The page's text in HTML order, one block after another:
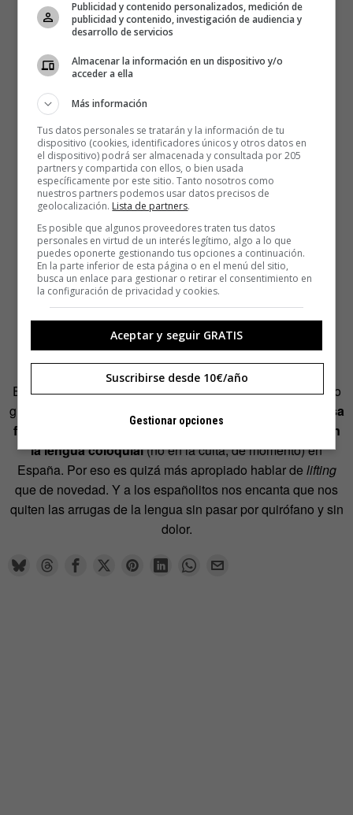
En Hispanoamérica nunca olió a naftalina como aquí. Pero
gracias a ese milagro que se llama intercambio cultural,
esa
forma de expresar futuro se ha vuelto a hacer fuerte en
la lengua coloquial(no en la culta, de momento) en
España. Por eso es quizá más apropiado hablar de lifting
que de novedad. Y a los españolitos nos encanta que nos
quiten las arrugas de la lengua sin pasar por quirófano y sin
dolor.
Publicidad y contenido personalizados, medición de
publicidad y contenido, investigación de audiencia y
desarrollo de servicios
Almacenar la información en un dispositivo y/o
acceder a ella
Más información
Tus datos personales se tratarán y la información de tu
dispositivo (cookies, identificadores únicos y otros datos en
el dispositivo) podrá ser almacenada y consultada por 205
partners y compartida con ellos, o bien usada
específicamente por este sitio. Tanto nosotros como
nuestros partners podemos usar datos precisos de
geolocalización. Lista de partners.
Es posible que algunos proveedores traten tus datos
personales en virtud de un interés legítimo, algo a lo que
puedes oponerte gestionando tus opciones a continuación.
En la parte inferior de esta página o en el menú del sitio,
busca un enlace para gestionar o retirar el consentimiento en
la configuración de privacidad y cookies.
Aceptar y seguir GRATIS
Suscribirse desde 10€/año
Gestionar opciones